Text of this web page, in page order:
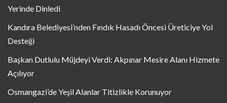
Yerinde Dinledi
Kandıra Belediyesi’nden Fındık Hasadı Öncesi Üreticiye Yol
Desteği
Başkan Dutlulu Müjdeyi Verdi: Akpınar Mesire Alanı Hizmete
Açılıyor
Osmangazi’de Yeşil Alanlar Titizlikle Korunuyor